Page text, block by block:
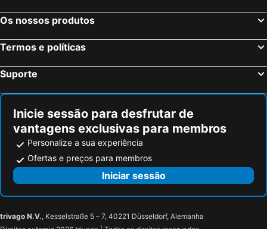
Os nossos produtos
Termos e políticas
Suporte
Inicie sessão para desfrutar de
vantagens exclusivas para membros
Personalize a sua experiência
Ofertas e preços para membros
Iniciar sessão
trivago N.V., Kesselstraße 5 – 7, 40221 Düsseldorf, Alemanha